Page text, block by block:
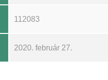
112083
2020. február 27.